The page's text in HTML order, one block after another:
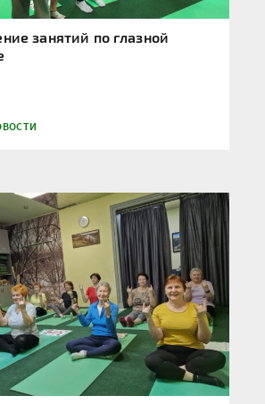
занятий по глазной